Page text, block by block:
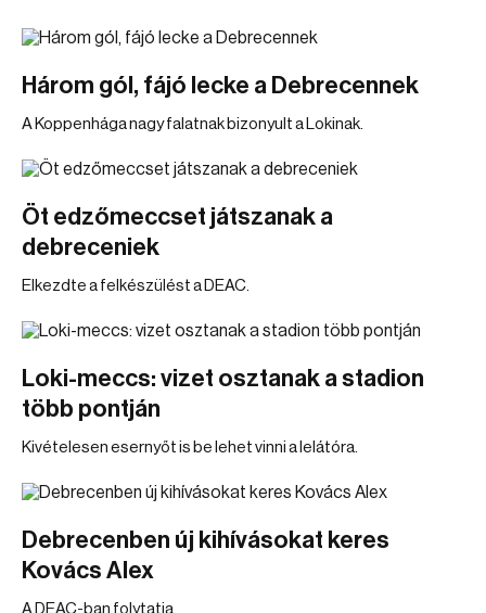
Három gól, fájó lecke a Debrecennek
A Koppenhága nagy falatnak bizonyult a Lokinak.
Öt edzőmeccset játszanak a
debreceniek
Elkezdte a felkészülést a DEAC.
Loki-meccs: vizet osztanak a stadion
több pontján
Kivételesen esernyőt is be lehet vinni a lelátóra.
Debrecenben új kihívásokat keres
Kovács Alex
A DEAC-ban folytatja.